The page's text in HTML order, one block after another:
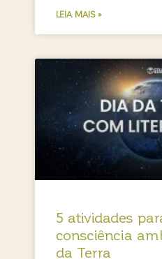
LEIA MAIS »
5 atividades
consciência
da Terra